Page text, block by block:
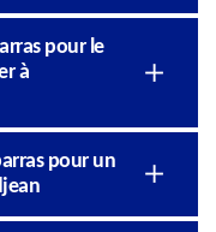
pour le
à
pour un